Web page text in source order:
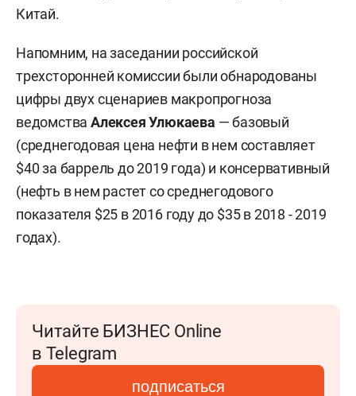
Китай.
Напомним, на заседании российской
трехсторонней комиссии были обнародованы
цифры двух сценариев макропрогноза
ведомстваАлексея Улюкаева — базовый
(среднегодовая цена нефти в нем составляет
$40 за баррель до 2019 года) и консервативный
(нефть в нем растет со среднегодового
показателя $25 в 2016 году до $35 в 2018 - 2019
годах).
Читайте БИЗНЕС Online
в Telegram
подписаться